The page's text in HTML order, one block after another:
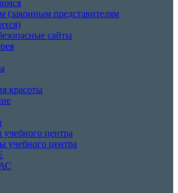
(законным представителям
сайты
красоты
центра
учебного центра